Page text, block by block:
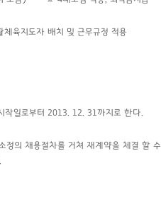
육지도자 배치 및 근무규정 적용
작일로부터 2013. 12. 31까지로 한다.
정의 채용절차를 거쳐 재계약을 체결 할 수